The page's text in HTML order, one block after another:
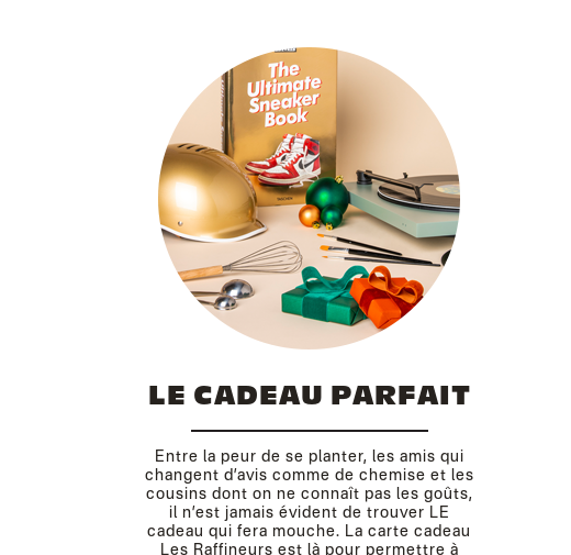
LE CADEAU PARFAIT
Entre la peur de se planter, les amis qui
changent d’avis comme de chemise et les
cousins dont on ne connaît pas les goûts,
il n’est jamais évident de trouver LE
cadeau qui fera mouche. La carte cadeau
Les Raffineurs est là pour permettre à